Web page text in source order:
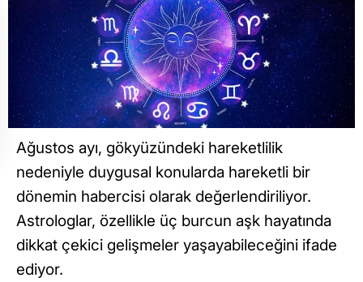
Ağustos ayı, gökyüzündeki hareketlilik
nedeniyle duygusal konularda hareketli bir
dönemin habercisi olarak değerlendiriliyor.
Astrologlar, özellikle üç burcun aşk hayatında
dikkat çekici gelişmeler yaşayabileceğini ifade
ediyor.